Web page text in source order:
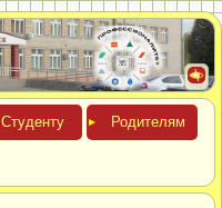
Сту­ден­ту
Роди­телям